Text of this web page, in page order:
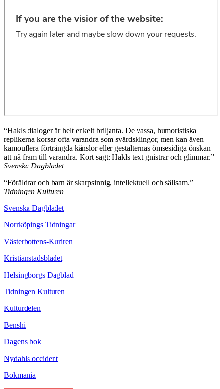
“Hakls dialoger är helt enkelt briljanta. De vassa, humoristiska
replikerna korsar ofta varandra som svärdsklingor, men kan även
kamouflera förträngda känslor eller gestalternas ömsesidiga önskan
att nå fram till varandra. Kort sagt: Hakls text gnistrar och glimmar.”
Svenska Dagbladet
“Föräldrar och barn är skarpsinnig, intellektuell och sällsam.”
Tidningen Kulturen
Svenska Dagbladet
Norrköpings Tidningar
Västerbottens-Kuriren
Kristianstadsbladet
Helsingborgs Dagblad
Tidningen Kulturen
Kulturdelen
Benshi
Dagens bok
Nydahls occident
Bokmania